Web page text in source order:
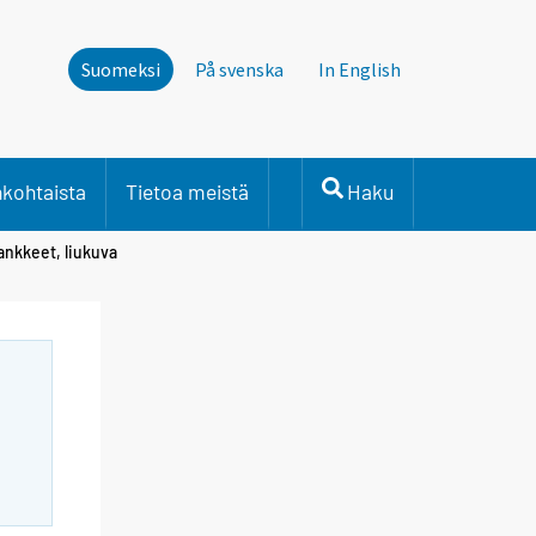
Suomeksi På svenska In English
Tietoa meistä Haku
liukuva